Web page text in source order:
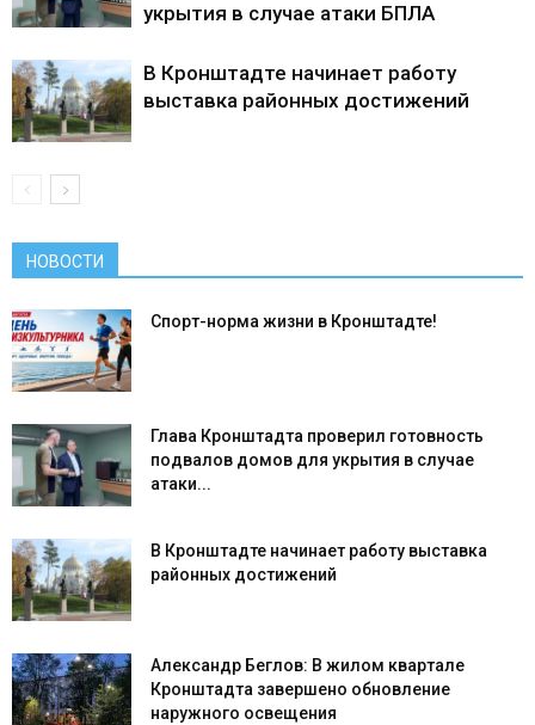
укрытия в случае атаки БПЛА
В Кронштадте начинает работу
выставка районных достижений
НОВОСТИ
Спорт-норма жизни в Кронштадте!
Глава Кронштадта проверил готовность
подвалов домов для укрытия в случае
атаки...
В Кронштадте начинает работу выставка
районных достижений
Александр Беглов: В жилом квартале
Кронштадта завершено обновление
наружного освещения